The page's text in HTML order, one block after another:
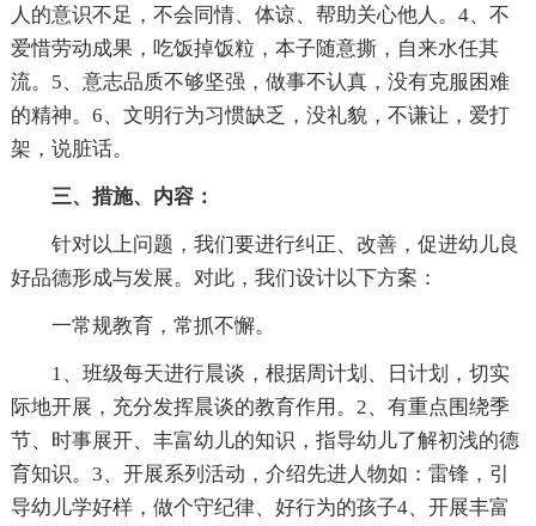
人的意识不足，不会同情、体谅、帮助关心他人。4、不
爱惜劳动成果，吃饭掉饭粒，本子随意撕，自来水任其
流。5、意志品质不够坚强，做事不认真，没有克服困难
的精神。6、文明行为习惯缺乏，没礼貌，不谦让，爱打
架，说脏话。
三、措施、内容：
针对以上问题，我们要进行纠正、改善，促进幼儿良
好品德形成与发展。对此，我们设计以下方案：
一常规教育，常抓不懈。
1、班级每天进行晨谈，根据周计划、日计划，切实
际地开展，充分发挥晨谈的教育作用。2、有重点围绕季
节、时事展开、丰富幼儿的知识，指导幼儿了解初浅的德
育知识。3、开展系列活动，介绍先进人物如：雷锋，引
导幼儿学好样，做个守纪律、好行为的孩子4、开展丰富